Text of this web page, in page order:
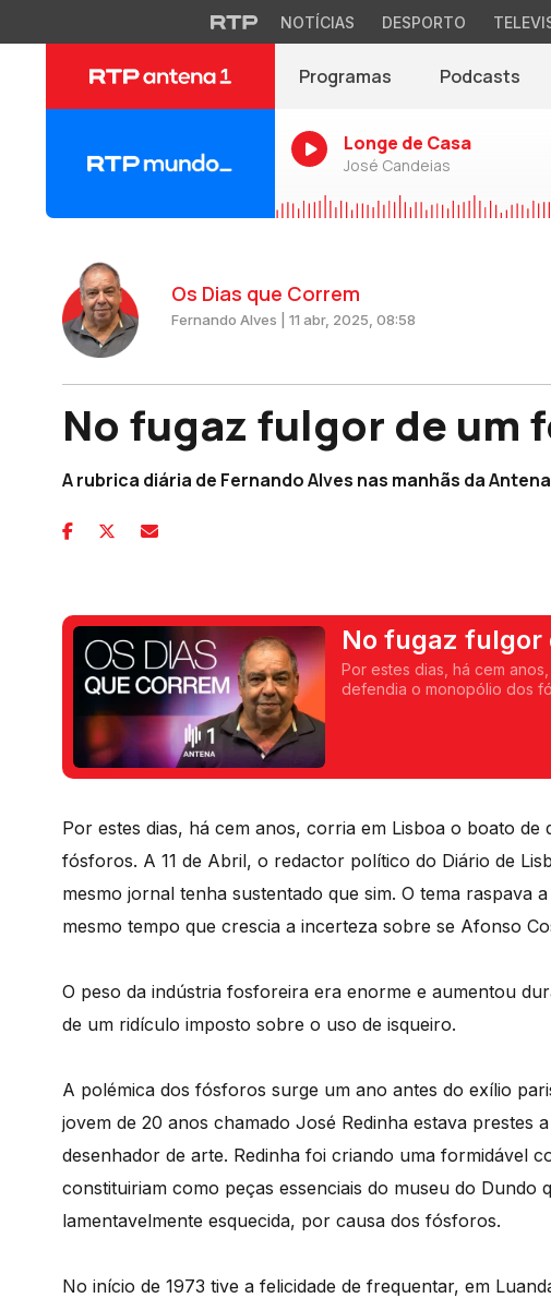
NOTÍCIAS DESPORTO
Programas Podcasts
Longe de Casa
José Candeias
Os Dias que Correm
Fernando Alves | 11 abr, 2025, 08:58
No fugaz fulgor de um
A rubrica diária de Fernando Alves nas manhãs da
No fugaz fulgor
Por estes dias, há cem
defendia o monopólio dos
Por estes dias, há cem anos, corria em Lisboa o boato
fósforos. A 11 de Abril, o redactor político do Diário de
mesmo jornal tenha sustentado que sim. O tema raspava
mesmo tempo que crescia a incerteza sobre se Afonso
O peso da indústria fosforeira era enorme e aumentou
de um ridículo imposto sobre o uso de isqueiro.
A polémica dos fósforos surge um ano antes do exílio
jovem de 20 anos chamado José Redinha estava prestes
desenhador de arte. Redinha foi criando uma formidável
constituiriam como peças essenciais do museu do Dundo
lamentavelmente esquecida, por causa dos fósforos.
No início de 1973 tive a felicidade de frequentar, em